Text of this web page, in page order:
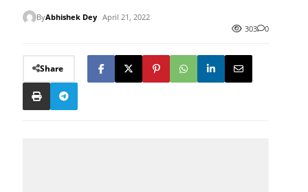
ByAbhishek Dey April 21, 2022
303
0
Share